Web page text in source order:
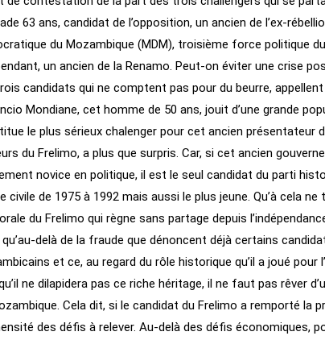
63 ans, candidat de l’opposition, un ancien de l’ex-
du Mozambique (MDM), troisième force politique
un ancien de la Renamo. Peut-on éviter une crise
candidats qui ne comptent pas pour du beurre,
Mondiane, cet homme de 50 ans, jouit d’une grande
le plus sérieux chalenger pour cet ancien présentateur
du Frelimo, a plus que surpris. Car, si cet ancien
novice en politique, il est le seul candidat du parti
civile de 1975 à 1992 mais aussi le plus jeune. Qu’à cela
du Frelimo qui règne sans partage depuis
qu’au-delà de la fraude que dénoncent déjà certains
et ce, au regard du rôle historique qu’il a joué
ne dilapidera pas ce riche héritage, il ne faut pas rêver
Cela dit, si le candidat du Frelimo a remporté la
des défis à relever. Au-delà des défis économiques,